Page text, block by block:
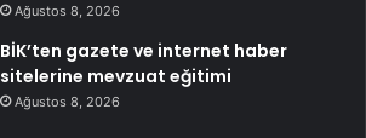
Ağustos 8, 2026
BİK’ten gazete ve internet haber
sitelerine mevzuat eğitimi
Ağustos 8, 2026